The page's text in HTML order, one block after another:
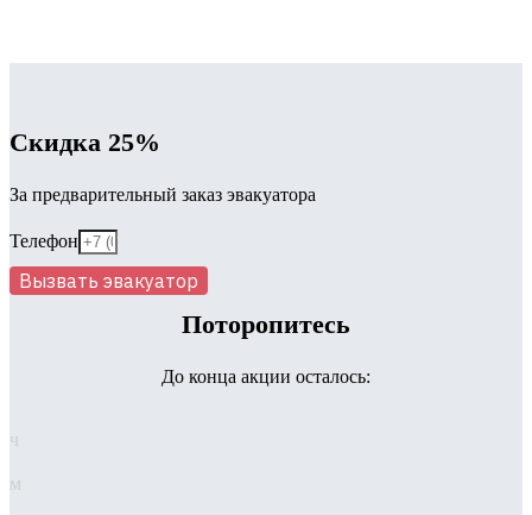
Скидка 25%
За предварительный заказ эвакуатора
Телефон
Вызвать эвакуатор
Поторопитесь
До конца акции осталось:
ч
м